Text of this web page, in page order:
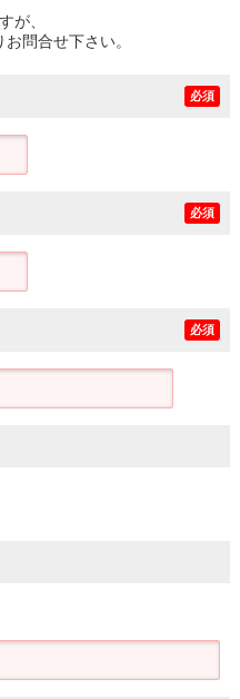
が、
問合せ下さい。
必須
必須
必須